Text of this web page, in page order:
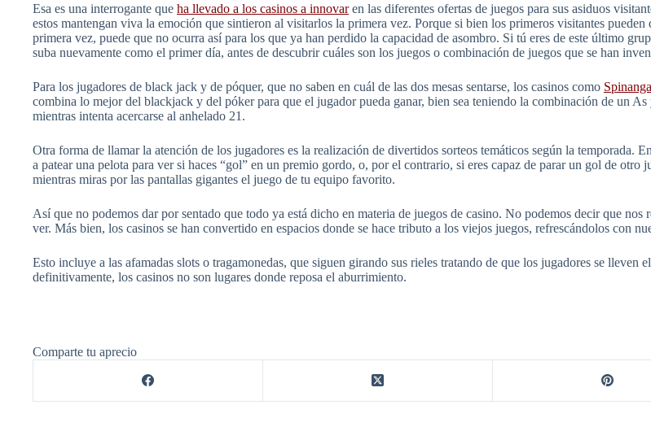
Esa es una interrogante que ha llevado a los casinos a innovaren las diferentes ofertas de juegos para sus asiduos
estos mantengan viva la emoción que sintieron al visitarlos la primera vez. Porque si bien los primeros visitantes
primera vez, puede que no ocurra así para los que ya han perdido la capacidad de asombro. Si tú eres de este último
suba nuevamente como el primer día, antes de descubrir cuáles son los juegos o combinación de juegos que se han
Para los jugadores de black jack y de póquer, que no saben en cuál de las dos mesas sentarse, los casinos como
combina lo mejor del blackjack y del póker para que el jugador pueda ganar, bien sea teniendo la combinación de un As
mientras intenta acercarse al anhelado 21.
Otra forma de llamar la atención de los jugadores es la realización de divertidos sorteos temáticos según la temporada.
a patear una pelota para ver si haces “gol” en un premio gordo, o, por el contrario, si eres capaz de parar un gol de
mientras miras por las pantallas gigantes el juego de tu equipo favorito.
Así que no podemos dar por sentado que todo ya está dicho en materia de juegos de casino. No podemos decir que
ver. Más bien, los casinos se han convertido en espacios donde se hace tributo a los viejos juegos, refrescándolos con
Esto incluye a las afamadas slots o tragamonedas, que siguen girando sus rieles tratando de que los jugadores se lleven
definitivamente, los casinos no son lugares donde reposa el aburrimiento.
Comparte tu aprecio